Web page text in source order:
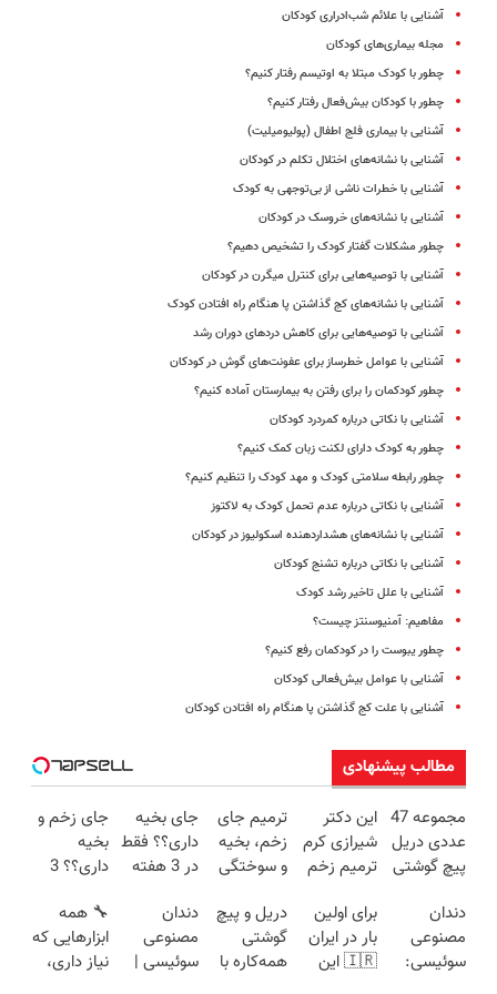
آشنایی با علائم شب‌ادراری کودکان
مجله بیماری‌های کودکان
چطور با کودک مبتلا به اوتیسم رفتار کنیم؟
چطور با کودکان بیش‌فعال رفتار کنیم؟
آشنایی با بیماری فلج اطفال (پولیومیلیت)
آشنایی با نشانه‌های ‌اختلال تکلم در کودکان
آشنایی با خطرات ناشی از بی‌توجهی به کودک
آشنایی با نشانه‌های خروسک در کودکان
چطور مشکلات گفتار کودک را تشخیص دهیم؟
آشنایی با توصیه‌هایی برای کنترل میگرن‌ در کودکان
آشنایی با نشانه‌های کج گذاشتن پا هنگام راه افتادن کودک
آشنایی با توصیه‌هایی برای کاهش دردهای دوران رشد
آشنایی با عوامل خطرساز برای عفونت‌های گوش در کودکان
چطور کودکمان را برای رفتن به بیمارستان آماده کنیم؟
آشنایی با نکاتی درباره کمردرد کودکان
چطور به کودک دارای لکنت زبان کمک کنیم؟
چطور رابطه سلامتی کودک و مهد کودک را تنظیم کنیم؟
آشنایی با نکاتی درباره عدم تحمل کودک به لاکتوز
آشنایی با نشانه‌های هشداردهنده اسکولیوز در کودکان
آشنایی با نکاتی درباره تشنج کودکان
آشنایی با علل تاخیر رشد کودک
مفاهیم: آمنیوسنتز چیست؟
چطور یبوست را در کودکمان رفع کنیم؟
آشنایی با عوامل بیش‌فعالی کودکان
آشنایی با علت کج گذاشتن پا هنگام راه افتادن کودکان
مطالب پیشنهادی
مجموعه 47
عددی دریل
پیچ گوشتی
(تخفیف به
مدت
محدود)
این دکتر
شیرازی کرم
ترمیم زخم
ساخت!!!
ترمیم جای
زخم، بخیه
و سوختگی
هفته!!😍
جای بخیه
داری؟؟ فقط
در 3 هفته
کن!😍
جای زخم و
بخیه
داری؟؟ 3
محوش کن!
دندان
مصنوعی
سوئیسی:
برای اولین
بار در ایران
🇮🇷 این
دریل و پیچ
گوشتی
همه‌کاره با
دندان
مصنوعی
سوئیسی |
🔧 همه
ابزارهایی که
نیاز داری،